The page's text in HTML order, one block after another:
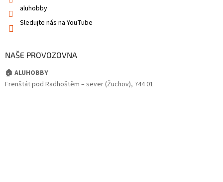
aluhobby
Sledujte nás na YouTube
NAŠE PROVOZOVNA
🏠 ALUHOBBY
Frenštát pod Radhoštěm – sever (Žuchov), 744 01